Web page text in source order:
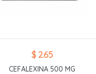
$ 2.65
CEFALEXINA 500 MG